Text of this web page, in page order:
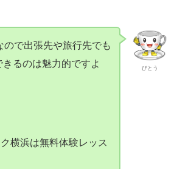
びとう
ので出張先や旅行先でも
るのは魅力的ですよ
横浜は無料体験レッス